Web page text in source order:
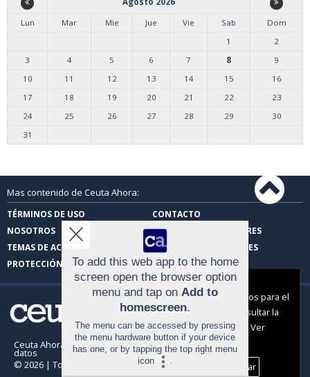
Lun
Mar Mie Jue Vie Sab
Dom
1
2
3
4 5 6 7 8
9
10
11 12 13 14 15
16
17
18 19 20 21 22
23
24
25 26 27 28 29
30
31
Mas contenido de Ceuta Ahora:
TÉRMINOS DE USO
CONTACTO
NOSOTROS
CARTAS DE LOS LECTORES
TEMAS DE ACTUALIDAD
FOTOS DE LOS LECTORES
PROTECCIÓN DE DATOS
Ceuta Ahora |Términos de uso|Protección de
datos
© 2026 | Todos los derechos reservados
To add this web app to the home
screen open the browser option
menu and tap on Add to
homescreen.
The menu can be accessed by pressing
the menu hardware button if your device
has one, or by tapping the top right menu
icon
.
Aviso sobre el Uso de cookies:
Utilizamos cookies nuestras y de terceros para el
funcionamiento del digital. Puedes consultar la
lista de cookies y como desconectarlas.
Ver
nuestra Política de Privacidad y Cookies
Aceptar Cookies
Personalizar